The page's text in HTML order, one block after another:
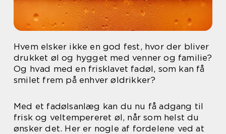
Hvem elsker ikke en god fest, hvor der bliver
drukket øl og hygget med venner og familie?
Og hvad med en frisklavet fadøl, som kan få
smilet frem på enhver øldrikker?
Med et fadølsanlæg kan du nu få adgang til
frisk og veltempereret øl, når som helst du
ønsker det. Her er nogle af fordelene ved at